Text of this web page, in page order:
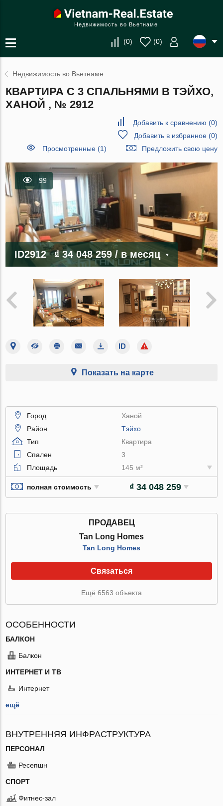
Недвижимость во Вьетнаме
(0) (0)
Недвижимость во Вьетнаме
КВАРТИРА С 3 СПАЛЬНЯМИ В ТЭЙХО,
ХАНОЙ , № 2912
Добавить к сравнению (0)
Добавить в избранное(0)
Просмотренные (1)
Предложить свою цену
99
ID2912 ₫ 34 048 259/ в месяц
Показать на карте
Город
Ханой
Район
Тэйхо
Тип
Квартира
Спален
3
Площадь
145 м²
полная стоимость ₫ 34 048 259
ПРОДАВЕЦ
Tan Long Homes
Tan Long Homes
Связаться
Ещё 6563 объекта
ОСОБЕННОСТИ
БАЛКОН
Балкон
ИНТЕРНЕТ И ТВ
Интернет
ещё
ВНУТРЕННЯЯ ИНФРАСТРУКТУРА
ПЕРСОНАЛ
Ресепшн
СПОРТ
Фитнес-зал